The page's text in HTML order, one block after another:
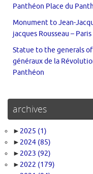
Panthéon Place du
Monument to Jean-
jacques Rousseau –
Statue to the generals
généraux de la
Panthéon
archives
► 2025 (1)
► 2024 (85)
► 2023 (92)
► 2022 (179)